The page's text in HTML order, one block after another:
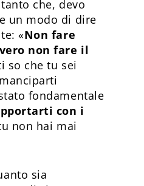
che, devo
un modo di dire
«Non fare
non fare il
so che tu sei
fondamentale
con i
non hai mai
sia